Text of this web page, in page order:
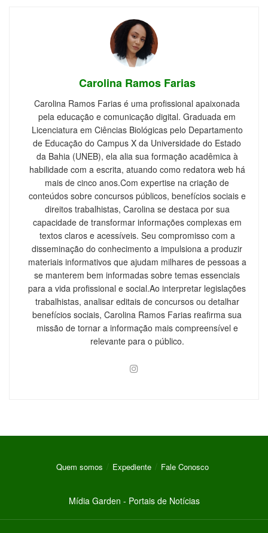
Carolina Ramos Farias
Carolina Ramos Farias é uma profissional apaixonada
pela educação e comunicação digital. Graduada em
Licenciatura em Ciências Biológicas pelo Departamento
de Educação do Campus X da Universidade do Estado
da Bahia (UNEB), ela alia sua formação acadêmica à
habilidade com a escrita, atuando como redatora web há
mais de cinco anos.Com expertise na criação de
conteúdos sobre concursos públicos, benefícios sociais e
direitos trabalhistas, Carolina se destaca por sua
capacidade de transformar informações complexas em
textos claros e acessíveis. Seu compromisso com a
disseminação do conhecimento a impulsiona a produzir
materiais informativos que ajudam milhares de pessoas a
se manterem bem informadas sobre temas essenciais
para a vida profissional e social.Ao interpretar legislações
trabalhistas, analisar editais de concursos ou detalhar
benefícios sociais, Carolina Ramos Farias reafirma sua
missão de tornar a informação mais compreensível e
relevante para o público.
Quem somos Expediente Fale Conosco
Mídia Garden - Portais de Notícias